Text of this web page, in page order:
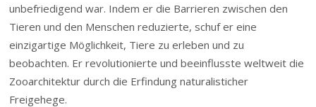
unbefriedigend war. Indem er die Barrieren zwischen den
Tieren und den Menschen reduzierte, schuf er eine
einzigartige Möglichkeit, Tiere zu erleben und zu
beobachten. Er revolutionierte und beeinflusste weltweit die
Zooarchitektur durch die Erfindung naturalisticher
Freigehege.